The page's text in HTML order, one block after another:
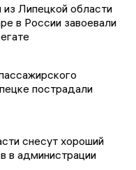
из Липецкой области
в России завоевали
пострадали
снесут хороший
в администрации